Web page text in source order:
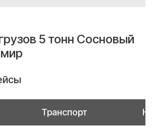
5 тонн Сосновый
Транспорт